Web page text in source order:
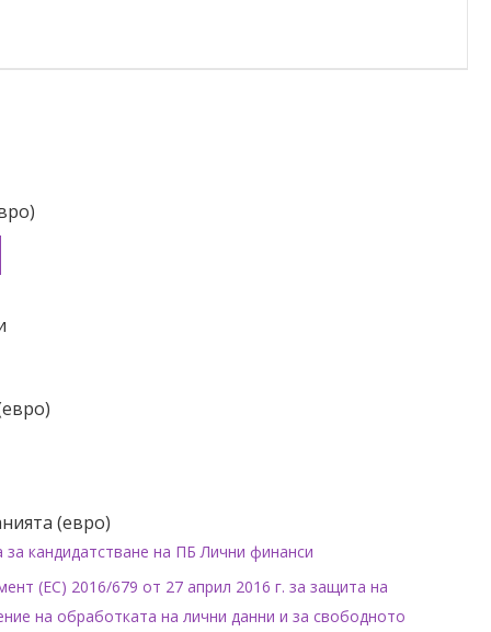
(евро)
за кандидатстване на ПБ Лични финанси
(ЕС) 2016/679 от 27 април 2016 г. за защита на
на обработката на лични данни и за свободното